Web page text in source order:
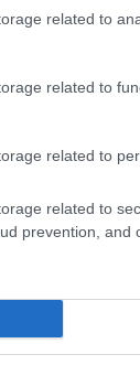
related to
related to
related to
related to
prevention, and
Egyetem